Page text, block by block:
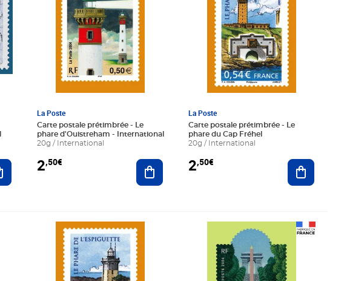
Ajouter au panier
La Poste
Carte postale prétimbrée - Le
phare d'Ouistreham - International
20g / International
2,50€ Ajouter au panier
La Poste
Carte postale prétimbrée - Le
phare du Cap Fréhel
20g / International
2,50€ Ajouter
Prix 2,50€